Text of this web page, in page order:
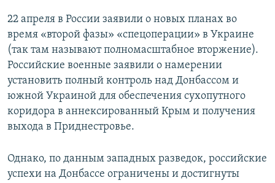
22 апреля в России заявили о новых планах во
время «второй фазы» «спецоперации» в Украине
(так там называют полномасштабное вторжение).
Российские военные заявили о намерении
установить полный контроль над Донбассом и
южной Украиной для обеспечения сухопутного
коридора в аннексированный Крым и получения
выхода в Приднестровье.
Однако, по данным западных разведок, российские
успехи на Донбассе ограничены и достигнуты